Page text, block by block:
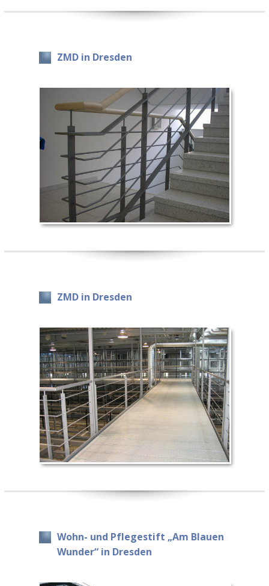
ZMD in Dresden
ZMD in Dresden
Wohn- und Pflegestift „Am Blauen
Wunder“ in Dresden